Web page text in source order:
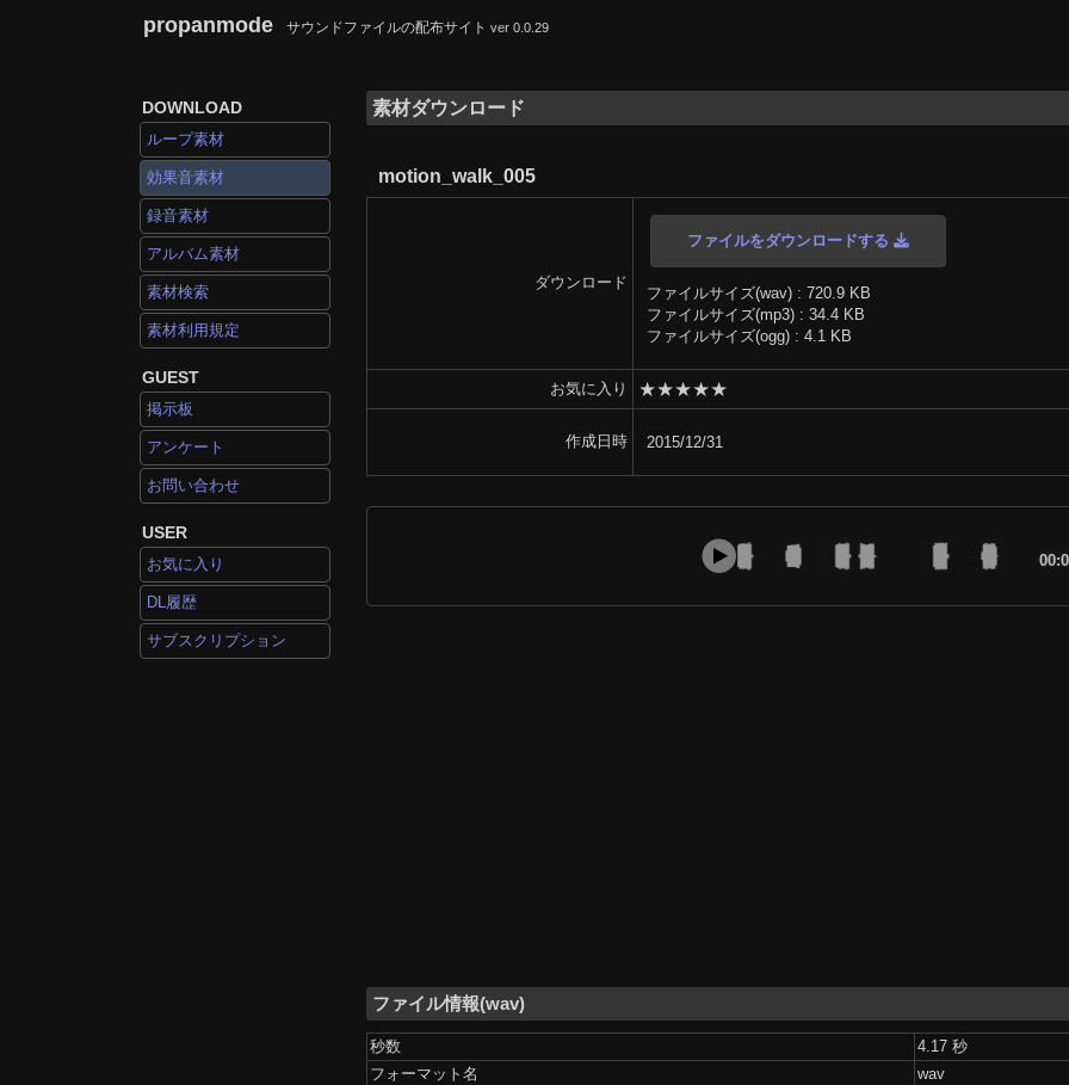
propanmode サウンドファイルの配布サイト ver 0.0.29
DOWNLOAD
ループ素材
効果音素材
録音素材
アルバム素材
素材検索
素材利用規定
GUEST
掲示板
アンケート
お問い合わせ
USER
お気に入り
DL履歴
サブスクリプション
素材ダウンロード
motion_walk_005
ダウンロード
ファイルをダウンロードする
ファイルサイズ(wav) : 720.9 KB
ファイルサイズ(mp3) : 34.4 KB
ファイルサイズ(ogg) : 4.1 KB
お気に入り ★★★★★
作成日時 2015/12/31
ファイル情報(wav)
秒数
4.17 秒
フォーマット名
wav